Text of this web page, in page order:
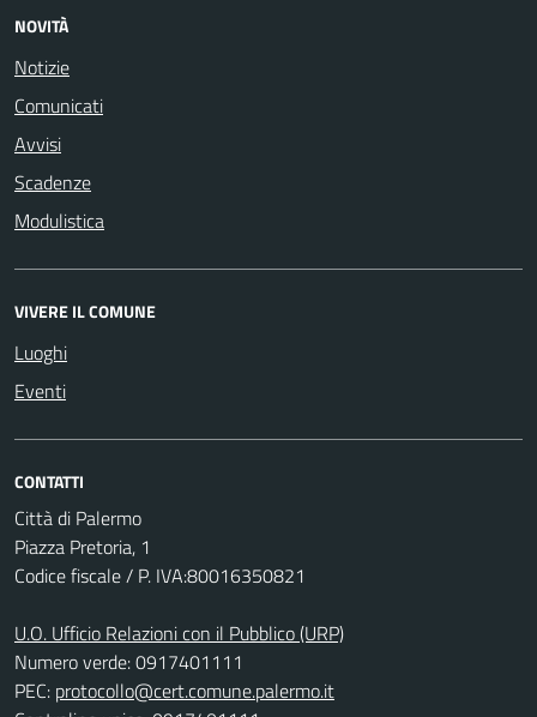
NOVITÀ
Notizie
Comunicati
Avvisi
Scadenze
Modulistica
VIVERE IL COMUNE
Luoghi
Eventi
CONTATTI
Città di Palermo
Piazza Pretoria, 1
Codice fiscale / P. IVA:80016350821
U.O. Ufficio Relazioni con il Pubblico (URP)
Numero verde: 0917401111
PEC: protocollo@cert.comune.palermo.it